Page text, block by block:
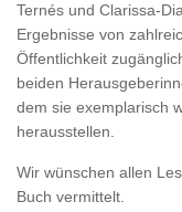
Ternés und Clarissa-
Ergebnisse von
Öffentlichkeit
beiden
dem sie exemplarisch
herausstellen.
Wir wünschen allen
Buch vermittelt.